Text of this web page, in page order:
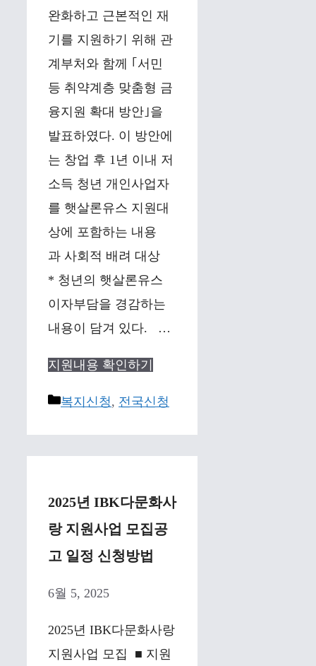
완화하고 근본적인 재
기를 지원하기 위해 관
계부처와 함께 ｢서민
등 취약계층 맞춤형 금
융지원 확대 방안｣을
발표하였다. 이 방안에
는 창업 후 1년 이내 저
소득 청년 개인사업자
를 햇살론유스 지원대
상에 포함하는 내용
과 사회적 배려 대상
* 청년의 햇살론유스
이자부담을 경감하는
내용이 담겨 있다. …
지원내용 확인하기
Categories
복지신청, 전국신청
2025년 IBK다문화사
랑 지원사업 모집공
고 일정 신청방법
6월 5, 2025
2025년 IBK다문화사랑
지원사업 모집 ■ 지원